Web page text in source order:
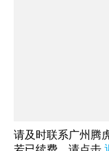
请及时联系广州腾
轻上•